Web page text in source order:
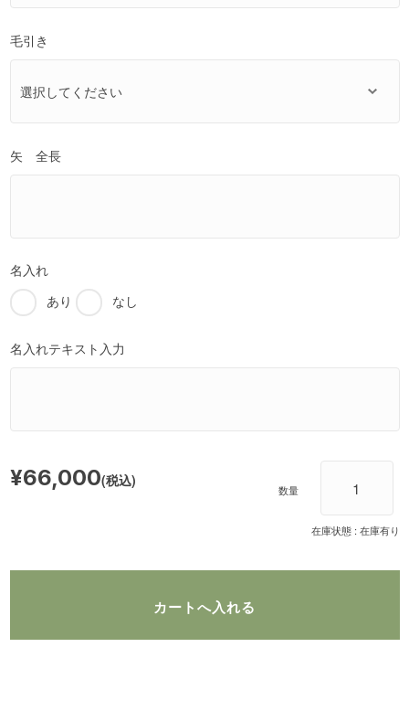
毛引き
矢 全長
名入れ
あり
なし
名入れテキスト入力
在庫状態 : 在庫有り
¥66,000(税込)
数量